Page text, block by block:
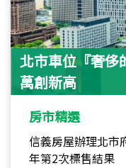
北市車位『奢侈
萬創新高
房市精選
信義房屋辦理北市
年第2次標售結果